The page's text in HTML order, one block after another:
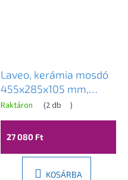
Laveo, kerámia mosdó
455x285x105 mm,
fehér fényes, LAV-
VUK_6145
Raktáron (2 db )
27 080 Ft
KOSÁRBA